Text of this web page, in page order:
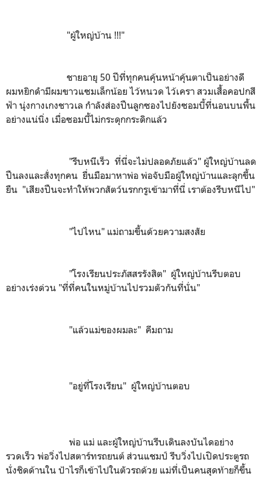
"ผู้ใหญ่บ้าน !!!"
ชายอายุ 50 ปีที่ทุกคนคุ้นหน้าคุ้นตาเป็นอย่างดี
ผมหยิกดำมีผมขาวแซมเล็กน้อย ไว้หนวด ไว้เครา สวมเสื้อคอปกสี
ฟ้า นุ่งกางเกงชาวเล กำลังส่องปืนลูกซองไปยังซอมบี้ที่นอนบนพื้น
อย่างแน่นิ่ง เมื่อซอมบี้ไม่กระดุกกระดิกแล้ว
"รีบหนีเร็ว ที่นี่จะไม่ปลอดภัยแล้ว" ผู้ใหญ่บ้านลด
ปืนลงและสั่งทุกคน ยื่นมือมาหาพ่อ พ่อจับมือผู้ใหญ่บ้านและลุกขึ้น
ยืน "เสียงปืนจะทำให้พวกสัตว์นรกกรูเข้ามาที่นี่ เราต้องรีบหนีไป"
"ไปไหน" แม่ถามขึ้นด้วยความสงสัย
"โรงเรียนประภัสสรรังสิต" ผู้ใหญ่บ้านรีบตอบ
อย่างเร่งด่วน "ที่ที่คนในหมู่บ้านไปรวมตัวกันที่นั่น"
"แล้วแม่ของผมละ" คีมถาม
"อยู่ที่โรงเรียน" ผู้ใหญ่บ้านตอบ
พ่อ แม่ และผู้ใหญ่บ้านรีบเดินลงบันไดอย่าง
รวดเร็ว พ่อวิ่งไปสตาร์ทรถยนต์ ส่วนแชมป์ รีบวิ่งไปเปิดประตูรถ
นั่งชิดด้านใน ป้าไรก็เข้าไปในตัวรถด้วย แม่ที่เป็นคนสุดท้ายก็ขึ้น